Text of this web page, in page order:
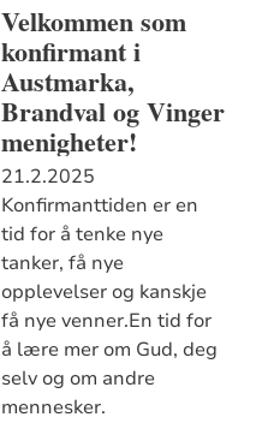
Velkommen som
konfirmant i
Austmarka,
Brandval og Vinger
menigheter!
21.2.2025
Konfirmanttiden er en
tid for å tenke nye
tanker, få nye
opplevelser og kanskje
få nye venner.En tid for
å lære mer om Gud, deg
selv og om andre
mennesker.